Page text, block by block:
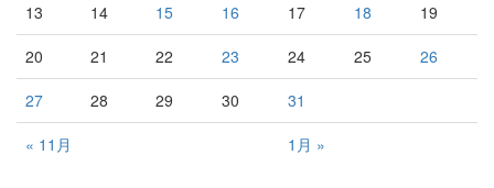
« 11月 1月 »
13
14 15 16 17 18
19
20
21 22 23 24 25
26
27
28 29 30 31